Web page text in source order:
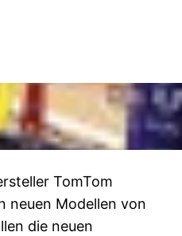
TomTom
neuen Modellen von
die neuen